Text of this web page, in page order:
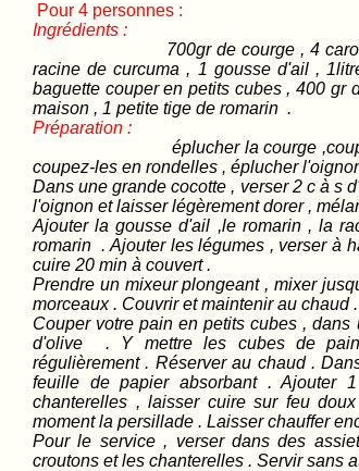
Pour 4 personnes :
Ingrédients :
700gr de courge , 4
racine de curcuma , 1 gousse d'ail ,
baguette couper en petits cubes , 400 gr
maison , 1 petite tige de romarin .
Préparation :
éplucher la courge
coupez-les en rondelles , éplucher
Dans une grande cocotte , verser 2 c à s
l'oignon et laisser légèrement dorer ,
Ajouter la gousse d'ail ,le romarin , la
romarin . Ajouter les légumes , verser à
cuire 20 min à couvert .
Prendre un mixeur plongeant , mixer
morceaux . Couvrir et maintenir au chaud .
Couper votre pain en petits cubes ,
d'olive . Y mettre les cubes de
régulièrement . Réserver au chaud .
feuille de papier absorbant .
chanterelles , laisser cuire sur feu
moment la persillade . Laisser chauffer
Pour le service , verser dans des
croutons et les chanterelles . Servir sans